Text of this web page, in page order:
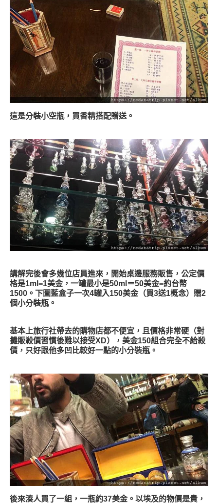
這是分裝小空瓶，買香精搭配贈送。
講解完後會多幾位店員進來，開始桌邊服務販售，公定價
格是1ml=1美金，一罐最小是50ml＝50美金=約台幣
1500。下圖藍盒子一次4罐入150美金（買3送1概念）贈2
個小分裝瓶。
基本上旅行社帶去的購物店都不便宜，且價格非常硬（對
攤販殺價習慣後難以接受XD），美金150組合完全不給殺
價，只好跟他多凹比較好一點的小分裝瓶。
後來湊人買了一組，一瓶約37美金。以埃及的物價是貴，